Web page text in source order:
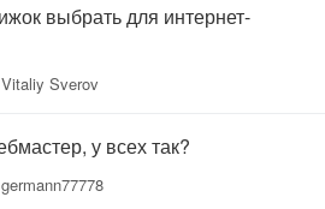
выбрать для интернет-
Vitaliy Sverov
у всех так?
germann77778